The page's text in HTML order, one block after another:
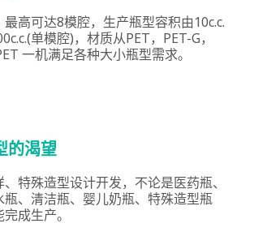
高可达8模腔，生产瓶型容积由10c.c.
单模腔)，材质从PET，PET-G，
一机满足各种大小瓶型需求。
的渴望
特殊造型设计开发，不论是医药瓶、
瓶、清洁瓶、婴儿奶瓶、特殊造型瓶
成生产。